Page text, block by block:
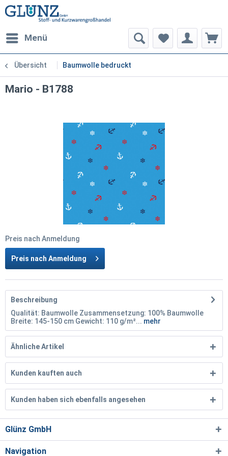
Menü
Übersicht Baumwolle bedruckt
Mario - B1788
Preis nach Anmeldung
Preis nach Anmeldung
Beschreibung
Qualität: Baumwolle Zusammensetzung: 100% Baumwolle
Breite: 145-150 cm Gewicht: 110 g/m²... mehr
Ähnliche Artikel
Kunden kauften auch
Kunden haben sich ebenfalls angesehen
Glünz GmbH
Navigation